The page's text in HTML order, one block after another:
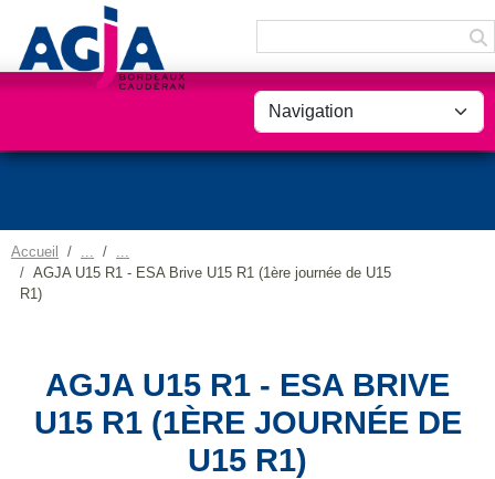
Accueil
AGJA U15 R1 - ESA Brive U15 R1 (1ère journée de U15
R1)
AGJA U15 R1 - ESA BRIVE
U15 R1 (1ÈRE JOURNÉE DE
U15 R1)
Panneau de gestion des cookies